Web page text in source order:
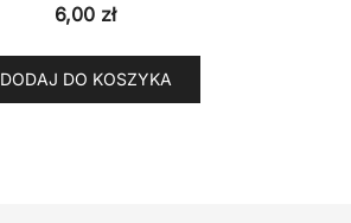
6,00 zł
DODAJ DO KOSZYKA